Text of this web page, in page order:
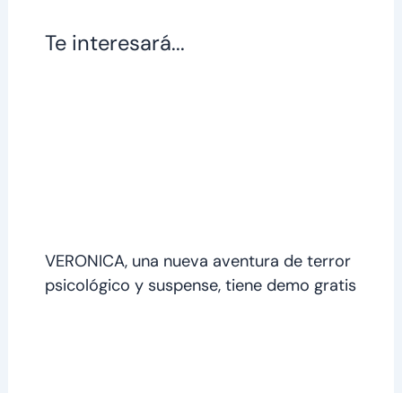
Te interesará...
VERONICA, una nueva aventura de terror
psicológico y suspense, tiene demo gratis